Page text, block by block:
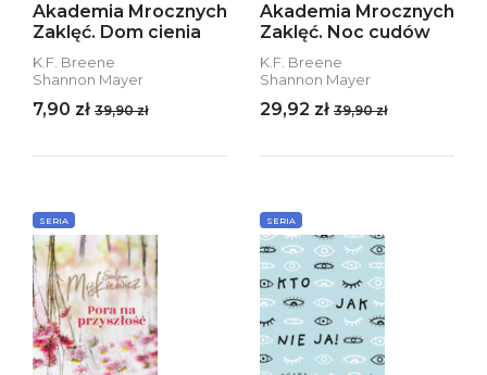
Akademia Mrocznych
Zaklęć. Dom cienia
K.F. Breene
Shannon Mayer
7,90 zł 39,90 zł
Akademia Mrocznych
Zaklęć. Noc cudów
K.F. Breene
Shannon Mayer
29,92 zł 39,90 zł
SERIA SERIA